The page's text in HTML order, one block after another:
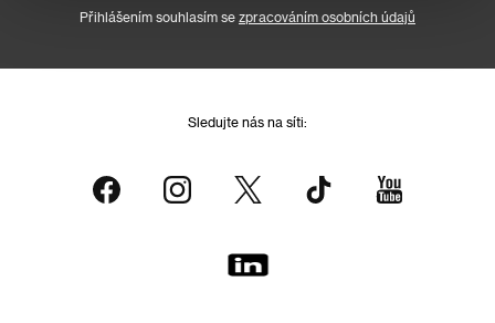
Přihlášením souhlasím se zpracováním osobních údajů
Sledujte nás na síti: